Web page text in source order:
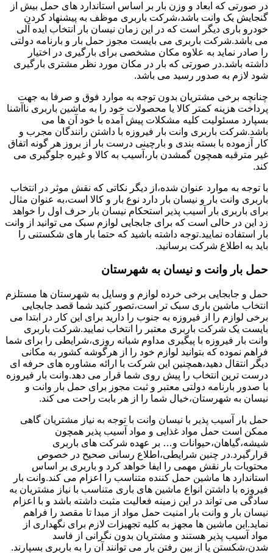
در صورتی که ابعاد و وزن بار بر اساس استاندارد های حمل بیش از
گنجایش یک وانت باشد،شرکت باربری موظف به پیشنهاد کردن
خودرو باری دیگر است که در این زمان نیسان بار انتخاب ایده آلی
می باشد.شرکت باربری می بایست مجوز حمل بار و بارنامه دولتی
را صادر نماید به علاوه مکان مشخصی برای بارگیری در اختیار
داشته باشد.در صورتی که بار در مکان مورد نظر مشتری بارگیری
شود لازم به صدور رسید می باشد.
چنانچه برخی مشتریان بدون توجه به موارد فوق و صرفا به جهت
پرداخت هزینه کمتر کالا یا محصولات خود را به ماشین باربری ناآشنا
بسپارد مسئولیت کلیه مشکلات پیش آمده با خود آن ها می
باشد.شرکت باربری وانت بار فیروزه با داشتن رانندگان مجرب و
کار آزموده با بسته بندی و بارچینی درست بار از بروز هر گونه اتفاق
غیر مترقبه همچون گمشدن بار،آسیب به کالا و غیره جلوگیری می
کند.
با توجه به موارد عنوان شده،از دیگر نکاتی که نقش موثر در انتخاب
باربری وانت بار و نیسان بار دارد نوع بار و کالا است،به عنوان مثال
برای باربری بار آسیب پذیر استحکام نیسان بار حرف اول را خواهد
زد این در حالی است که برای جابجایی لوازم سبک می توانید از وانت
بار استفاده نمایید.توجه داشته باشید که حتما بار های شکستنی را
باید به اطلاع شرکت برسانید.
حمل بار وانت و نیسان به شهرستان
حمل و جابجایی برخی خرده لوازم و وسایل به شهرستان ها مستلزم
انتخاب ماشین باری سبک تر است،تصور کنید شما قصد جابجایی
برخی لوازم را از فیروزه به جنوب را دارید برای این کار در ابتدا می
بایست یک شرکت باربری معتبر را انتخاب نمایید.شرکت باربری
وانت بار فیروزه با پیگیری مداوم شبانه روزی،شرایطی را برای شما
فراهم نموده که بتوانید لوازم خود را از هرگوشه کشور به مکانی
دیگر انتقال دهید،همچنین این شرکت با ارائه مشاوره های حرفه ای
درست ترین انتخاب را پیش روی شما قرار می دهد.وانت بار فیروزه
با صدور بارنامه دولتی معتبر و ثبت مجوز برای حمل بار وانت و
نیسان به شهرستان،خیال شما را از هر بابت راحت می کند.
حمل بار آسیب پذیر با نیسان وانت با توجه به نیاز مشتریان گاهی
ممکن است حمل مواد غذایی و مواد آسیب پذیر همچون
شیشه،گیاهان،حیوانات و… بر عهده شرکت های باربری
قرارگیرد.در چنین شرایطی،اطلاع رسانی صحیح در خصوص
محتویات بار نقش مهمی را ایفا خواهد کرد و باربری بر اساس
استاندارد ها ماشین حمل کننده متناسب را اعزام می کند.وانت بار
فیروزه با داشتن انواع ماشین های باری متناسب با نیاز مشتریان به
سادگی می تواند در این زمینه فعالیت مثبت داشته باشد و با اعزام
نیسان بار و وانت بار امنیت حمل مواد از مبدا تا مقصد را فراهم
نماید.این ماشین ها مجهز به کلیه تجهیزات لازم برای نگهداری از
مواد آسیب پذیر هستند و مشتریان بدون نگرانی از فاسد
شدن،شکستن یا از بین رفتن بار می توانند آن را به باربری بسپارند.